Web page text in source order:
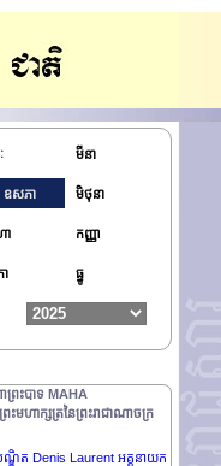
មីនា
ឧសភា មិថុនា
ា កញ្ញា
ា ធ្នូ
JINPING ប្រធានាធិបតីនៃ
តេជគុណបណ្ឌិត Kyuse Enshinjoh
រះសង្ឃជាន់ខ្ពស់នៃនិកាយ
ជគុណបណ្ឌិត Kori Shinkai
សាសនា សន្និសីទកំពូលព្រះពុទ្ធ
ាន់ខ្ពស់នៃនិកាយ
Ermenegildo Kupa Lopes ឯក
មត្ថភាពនៃសាធារណរដ្ឋប្រជា
VLADIMIR PUTIN ប្រធានាធិបតី
BIYA ប្រធានាធិបតីនៃ
ាព្រះបាទ MAHA
មហាក្សត្រនៃព្រះរាជាណាចក្រ
បណ្ឌិត Denis Laurent អគ្គនាយក